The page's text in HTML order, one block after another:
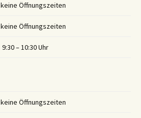
keine Öffnungszeiten
keine Öffnungszeiten
9:30 – 10:30 Uhr
keine Öffnungszeiten